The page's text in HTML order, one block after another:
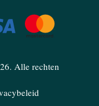
Alle rechten